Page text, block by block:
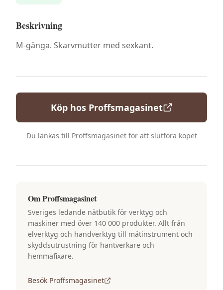
Beskrivning
M-gänga. Skarvmutter med sexkant.
Köp hos Proffsmagasinet
Du länkas till Proffsmagasinetför att slutföra köpet
OmProffsmagasinet
Sveriges ledande nätbutik för verktyg och
maskiner med över 140 000 produkter. Allt från
elverktyg och handverktyg till mätinstrument och
skyddsutrustning för hantverkare och
hemmafixare.
Besök Proffsmagasinet